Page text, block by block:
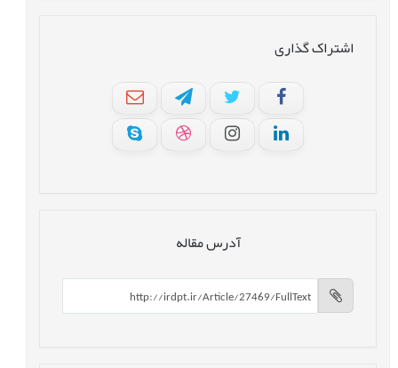
اشتراک گذاری
آدرس مقاله